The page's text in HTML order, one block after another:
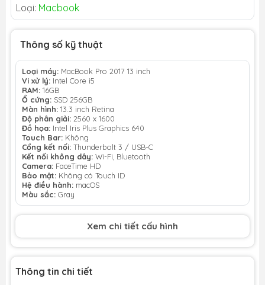
Loại: Macbook
Thông số kỹ thuật
Loại máy: MacBook Pro 2017 13 inch
Vi xử lý: Intel Core i5
RAM: 16GB
Ổ cứng: SSD 256GB
Màn hình: 13.3 inch Retina
Độ phân giải: 2560 x 1600
Đồ họa: Intel Iris Plus Graphics 640
Touch Bar: Không
Cổng kết nối: Thunderbolt 3 / USB-C
Kết nối không dây: Wi-Fi, Bluetooth
Camera: FaceTime HD
Bảo mật: Không có Touch ID
Hệ điều hành: macOS
Màu sắc: Gray
Xem chi tiết cấu hình
Thông tin chi tiết